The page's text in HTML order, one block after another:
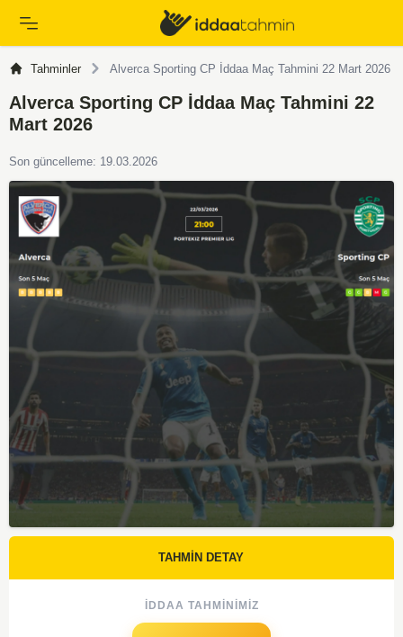
Tahminler Alverca Sporting CP İddaa Maç Tahmini 22 Mart 2026
Alverca Sporting CP İddaa Maç Tahmini 22
Mart 2026
Son güncelleme: 19.03.2026
TAHMİN DETAY
İDDAA TAHMINIMIZ